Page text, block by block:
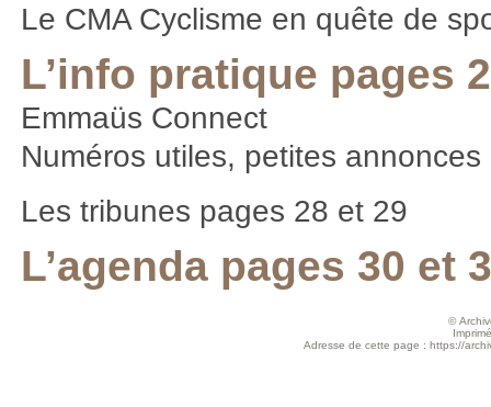
Le CMA Cyclisme en quête de
L’info pratique pages
Emmaüs Connect
Numéros utiles, petites annonces
Les tribunes pages 28 et 29
L’agenda pages 30 et
©
Adresse de cette page : https://